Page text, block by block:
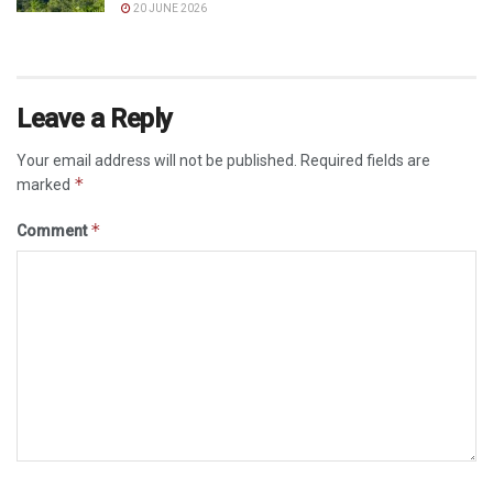
20 JUNE 2026
Leave a Reply
Your email address will not be published.
Required fields are
marked *
Comment*